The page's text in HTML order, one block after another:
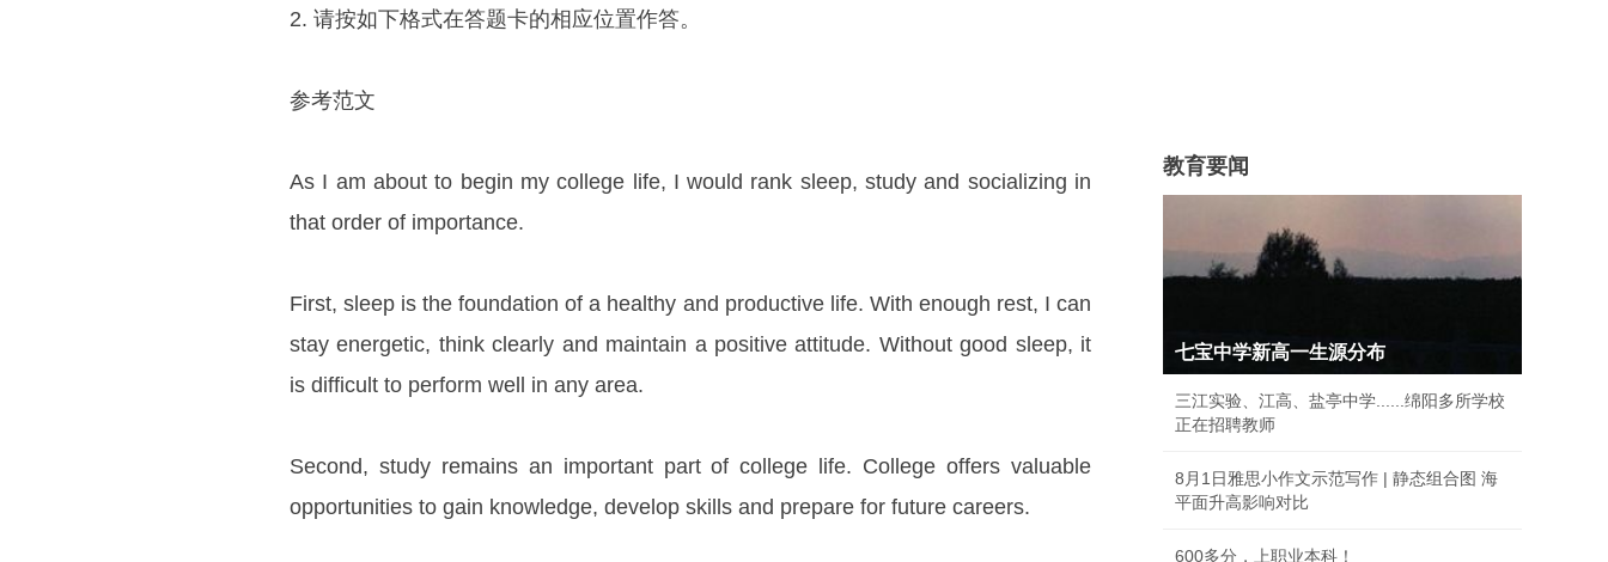
2. 请按如下格式在答题卡的相应位置作答。
参考范文
As I am about to begin my college life, I would rank sleep, study and socializing in
that order of importance.
First, sleep is the foundation of a healthy and productive life. With enough rest, I can
stay energetic, think clearly and maintain a positive attitude. Without good sleep, it
is difficult to perform well in any area.
Second, study remains an important part of college life. College offers valuable
opportunities to gain knowledge, develop skills and prepare for future careers.
教育要闻
七宝中学新高一生源分布
三江实验、江高、盐亭中学......绵阳多所学校
正在招聘教师
8月1日雅思小作文示范写作 | 静态组合图 海
平面升高影响对比
600多分，上职业本科！